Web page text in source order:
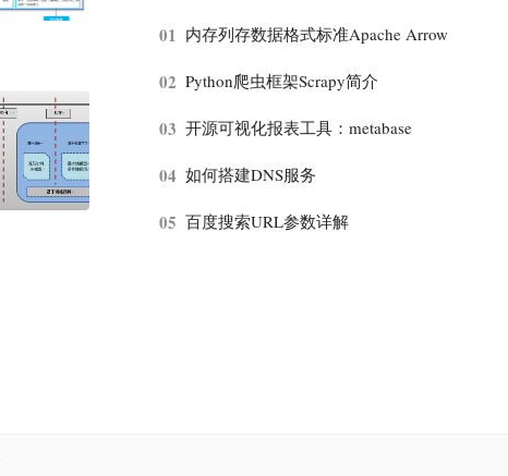
01 内存列存数据格式标准Apache Arrow
02 Python爬虫框架Scrapy简介
03 开源可视化报表工具：metabase
04 如何搭建DNS服务
05 百度搜索URL参数详解